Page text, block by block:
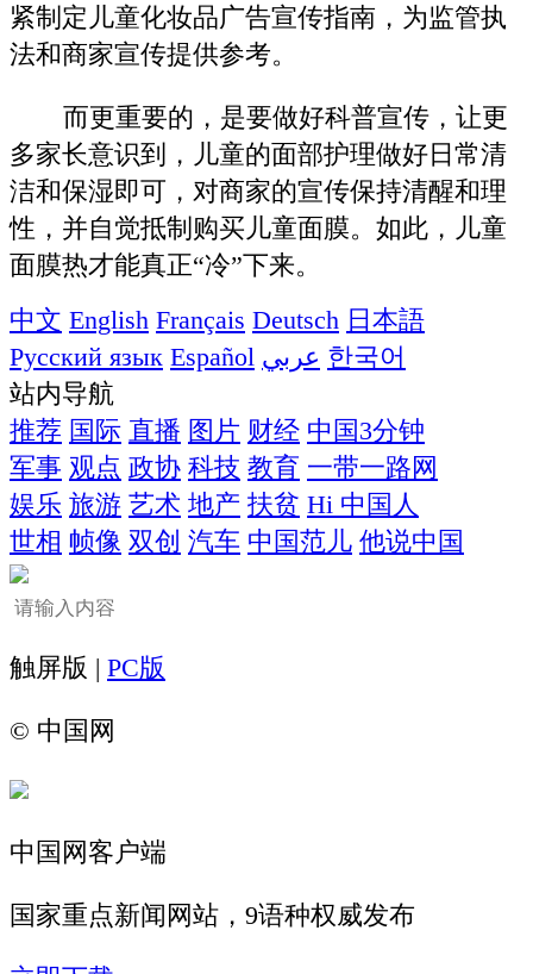
紧制定儿童化妆品广告宣传指南，为监管执
法和商家宣传提供参考。
而更重要的，是要做好科普宣传，让更
多家长意识到，儿童的面部护理做好日常清
洁和保湿即可，对商家的宣传保持清醒和理
性，并自觉抵制购买儿童面膜。如此，儿童
面膜热才能真正“冷”下来。
中文 English Français Deutsch 日本語
Русский язык Español عربي 한국어
站内导航
推荐 国际 直播 图片 财经 中国3分钟
军事 观点 政协 科技 教育 一带一路网
娱乐 旅游 艺术 地产 扶贫 Hi 中国人
世相 帧像 双创 汽车 中国范儿 他说中国
触屏版 | PC版
© 中国网
中国网客户端
国家重点新闻网站，9语种权威发布